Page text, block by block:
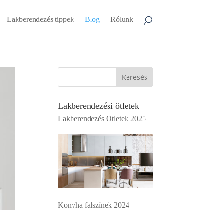
Lakberendezés tippek Blog Rólunk
Keresés
Lakberendezési ötletek
Lakberendezés Ötletek 2025
Konyha falszínek 2024